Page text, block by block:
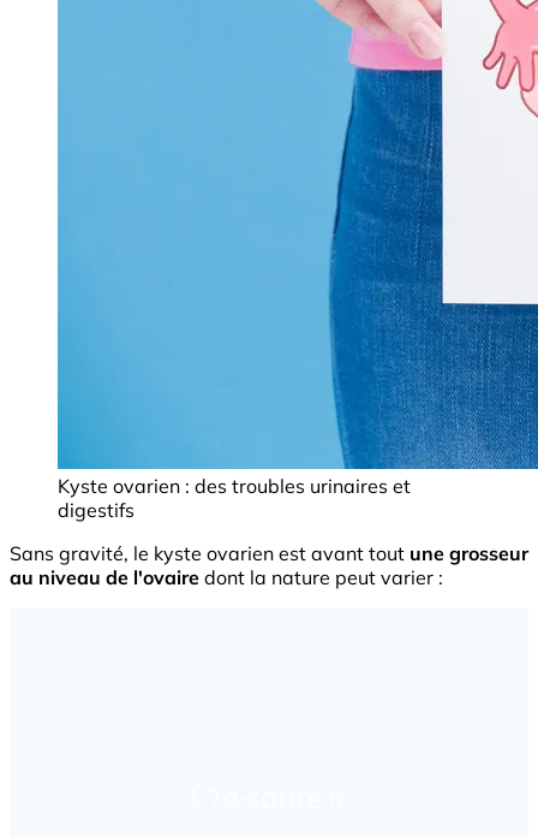
Kyste ovarien : des troubles urinaires et
digestifs
Sans gravité, le kyste ovarien est avant tout une grosseur
au niveau de l'ovaire dont la nature peut varier :